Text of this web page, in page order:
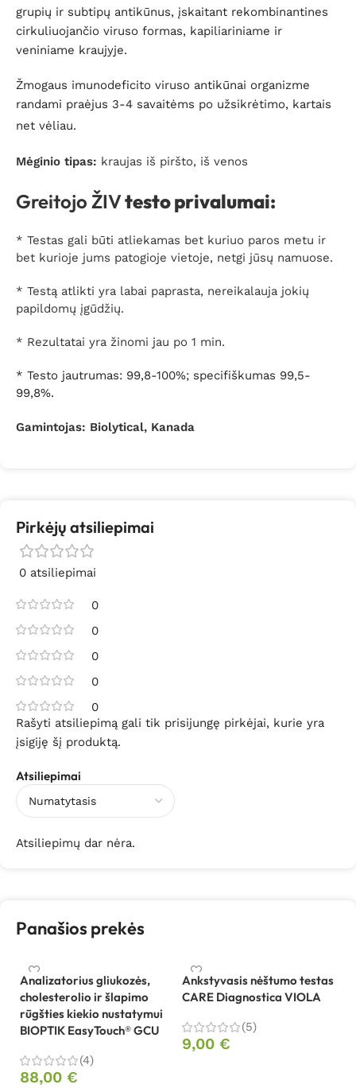
grupių ir subtipų antikūnus, įskaitant rekombinantines
cirkuliuojančio viruso formas, kapiliariniame ir
veniniame kraujyje.
Žmogaus imunodeficito viruso antikūnai organizme
randami praėjus 3-4 savaitėms po užsikrėtimo, kartais
net vėliau.
Mėginio tipas: kraujas iš piršto, iš venos
Greitojo ŽIVtesto privalumai:
* Testas gali būti atliekamas bet kuriuo paros metu ir
bet kurioje jums patogioje vietoje, netgi jūsų namuose.
* Testą atlikti yra labai paprasta, nereikalauja jokių
papildomų įgūdžių.
* Rezultatai yra žinomi jau po 1 min.
* Testo jautrumas: 99,8-100%; specifiškumas 99,5-
99,8%.
Gamintojas: Biolytical, Kanada
Pirkėjų atsiliepimai
0 atsiliepimai
0
0
0
0
0
Atsiliepimai
Atsiliepimų dar nėra.
Rašyti atsiliepimą gali tik prisijungę pirkėjai, kurie yra
įsigiję šį produktą.
Panašios prekės
Analizatorius gliukozės,
cholesterolio ir šlapimo
rūgšties kiekio nustatymui
BIOPTIK EasyTouch® GCU
(4)
88,00 €
Ankstyvasis nėštumo testas
CARE Diagnostica VIOLA
(5)
9,00 €